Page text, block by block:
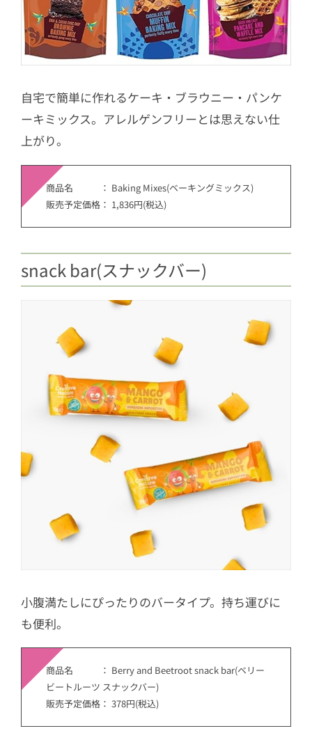
自宅で簡単に作れるケーキ・ブラウニー・パンケ
ーキミックス。アレルゲンフリーとは思えない仕
上がり。
商品名 ： Baking Mixes(ベーキングミックス)
販売予定価格： 1,836円(税込)
snack bar(スナックバー)
小腹満たしにぴったりのバータイプ。持ち運びに
も便利。
商品名 ： Berry and Beetroot snack bar(ベリー
ビートルーツ スナックバー)
販売予定価格： 378円(税込)